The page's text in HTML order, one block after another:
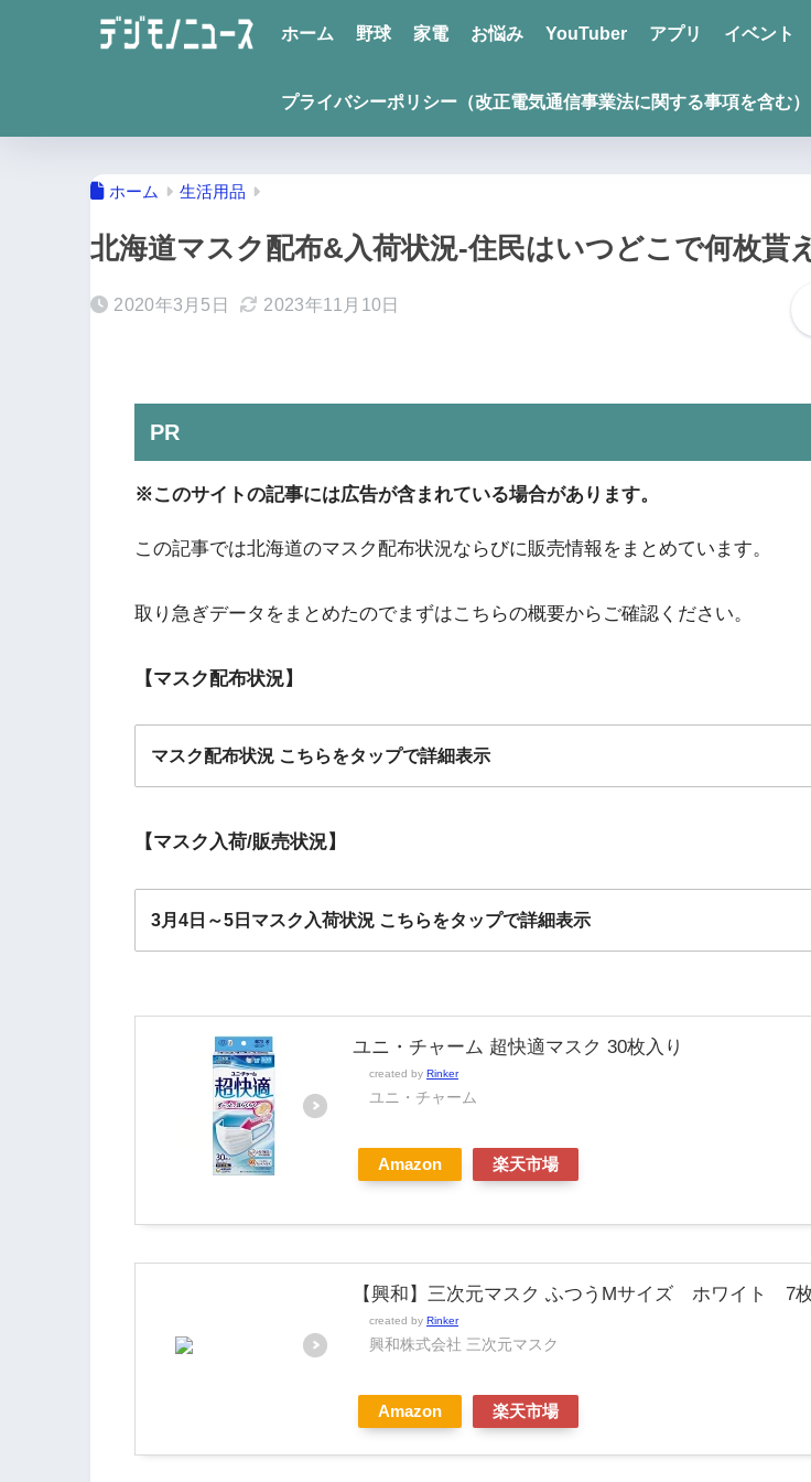
ホーム 野球 家電 お悩み YouTuber アプリ イベント
プライバシーポリシー（改正電気通信事業法に関する事項を含む）
ホーム 生活用品
北海道マスク配布&入荷状況-住民はいつどこで何枚貰
2020年3月5日 2023年11月10日
PR
※このサイトの記事には広告が含まれている場合があります。
この記事では北海道のマスク配布状況ならびに販売情報をまとめています。
取り急ぎデータをまとめたのでまずはこちらの概要からご確認ください。
【マスク配布状況】
マスク配布状況 こちらをタップで詳細表示
3月5日 早朝から北見市・中富良野町へ配
【マスク入荷/販売状況】
3月4日～5日マスク入荷状況 こちらをタップで詳細表示
市町村 入荷・販売店舗
札幌
ダイソー忠和店
室蘭 サツドラ室蘭駅前店(3月5日)
ユニ・チャーム 超快適マスク 30枚入り
created by Rinker
ユニ・チャーム
Amazon 楽天市場
【興和】三次元マスク ふつうMサイズ ホワイト 7
created by Rinker
興和株式会社 三次元マスク
Amazon 楽天市場